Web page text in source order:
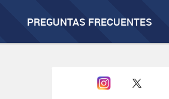
PREGUNTAS FRECUENTES